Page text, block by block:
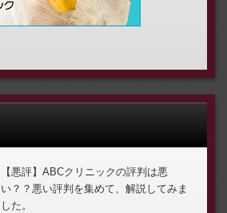
【悪評】ABCクリニックの評判は悪
い？？悪い評判を集めて、解説してみま
した。